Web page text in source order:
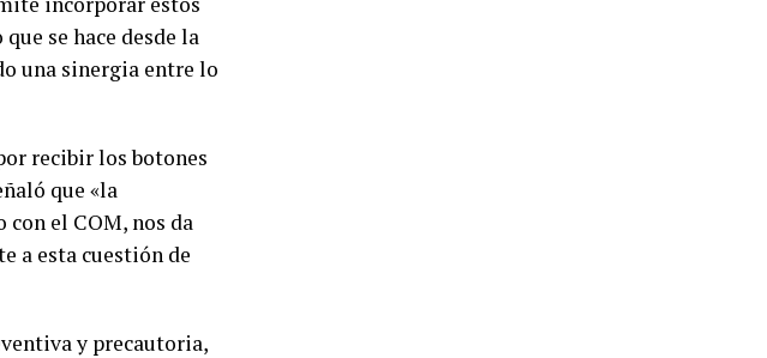
se hace desde la
una sinergia entre lo
recibir los botones
que «la
el COM, nos da
a esta cuestión de
y precautoria,